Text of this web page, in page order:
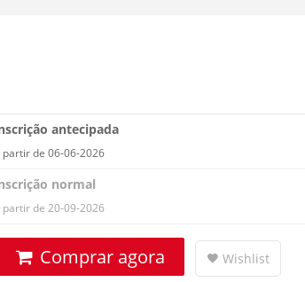
antecipada
partir de 06-06-2026
normal
partir de 20-09-2026
Comprar agora Wishlist